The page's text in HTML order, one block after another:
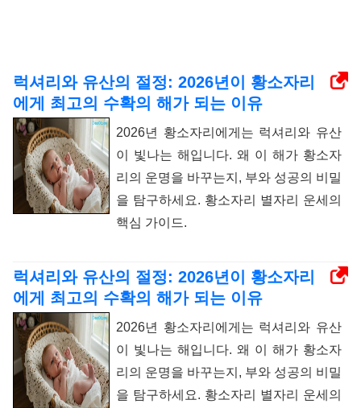
럭셔리와 유산의 절정: 2026년이 황소자리
에게 최고의 수확의 해가 되는 이유
2026년 황소자리에게는 럭셔리와 유산
이 빛나는 해입니다. 왜 이 해가 황소자
리의 운명을 바꾸는지, 부와 성공의 비밀
을 탐구하세요. 황소자리 별자리 운세의
핵심 가이드.
럭셔리와 유산의 절정: 2026년이 황소자리
에게 최고의 수확의 해가 되는 이유
2026년 황소자리에게는 럭셔리와 유산
이 빛나는 해입니다. 왜 이 해가 황소자
리의 운명을 바꾸는지, 부와 성공의 비밀
을 탐구하세요. 황소자리 별자리 운세의